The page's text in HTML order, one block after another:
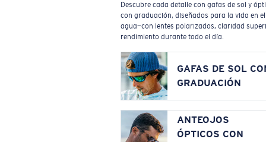
Descubre cada detalle con gafas de sol y
con graduación, diseñados para la vida en el
agua—con lentes polarizados, claridad
rendimiento durante todo el día.
GAFAS DE SOL
GRADUACIÓN
ANTEOJOS
ÓPTICOS CON